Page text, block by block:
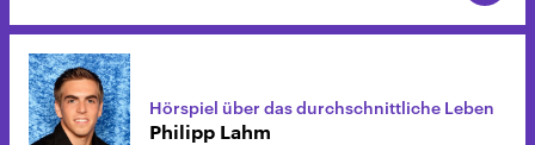
Hörspiel über das durchschnittliche Leben
Philipp Lahm